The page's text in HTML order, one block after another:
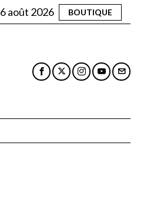
6 août 2026 BOUTIQUE